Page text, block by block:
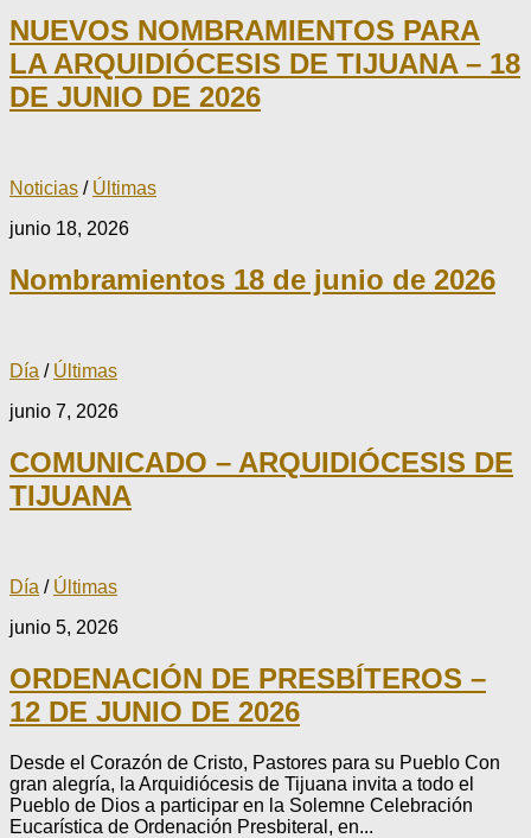
NUEVOS NOMBRAMIENTOS PARA
LA ARQUIDIÓCESIS DE TIJUANA – 18
DE JUNIO DE 2026
Noticias / Últimas
junio 18, 2026
Nombramientos 18 de junio de 2026
Día / Últimas
junio 7, 2026
COMUNICADO – ARQUIDIÓCESIS DE
TIJUANA
Día / Últimas
junio 5, 2026
ORDENACIÓN DE PRESBÍTEROS –
12 DE JUNIO DE 2026
Desde el Corazón de Cristo, Pastores para su Pueblo Con
gran alegría, la Arquidiócesis de Tijuana invita a todo el
Pueblo de Dios a participar en la Solemne Celebración
Eucarística de Ordenación Presbiteral, en...